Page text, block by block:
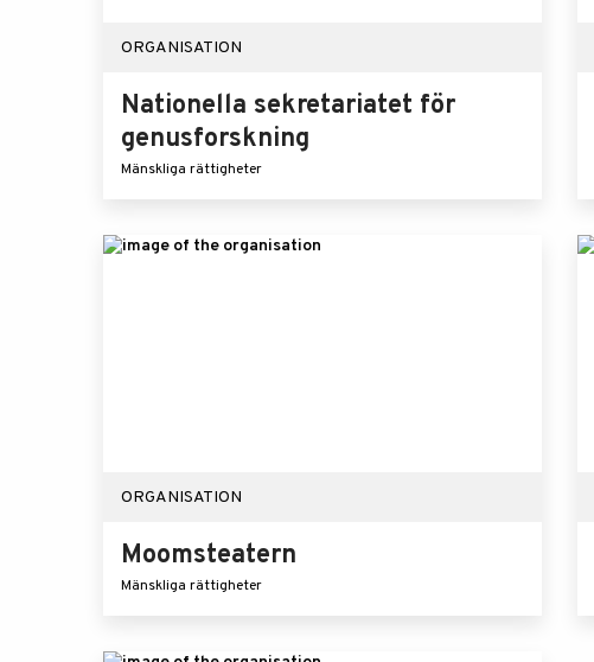
ORGANISATION
Nationella sekretariatet för
genusforskning
Mänskliga rättigheter
ORGANISATION
Moomsteatern
Mänskliga rättigheter